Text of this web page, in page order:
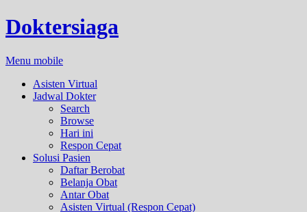
Doktersiaga
Menu mobile
Asisten Virtual
Jadwal Dokter
Search
Browse
Hari ini
Respon Cepat
Solusi Pasien
Daftar Berobat
Belanja Obat
Antar Obat
Asisten Virtual (Respon Cepat)